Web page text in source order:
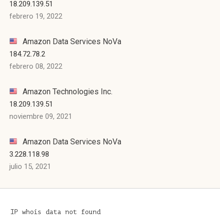
18.209.139.51
febrero 19, 2022
Amazon Data Services NoVa
184.72.78.2
febrero 08, 2022
Amazon Technologies Inc.
18.209.139.51
noviembre 09, 2021
Amazon Data Services NoVa
3.228.118.98
julio 15, 2021
IP whois data not found